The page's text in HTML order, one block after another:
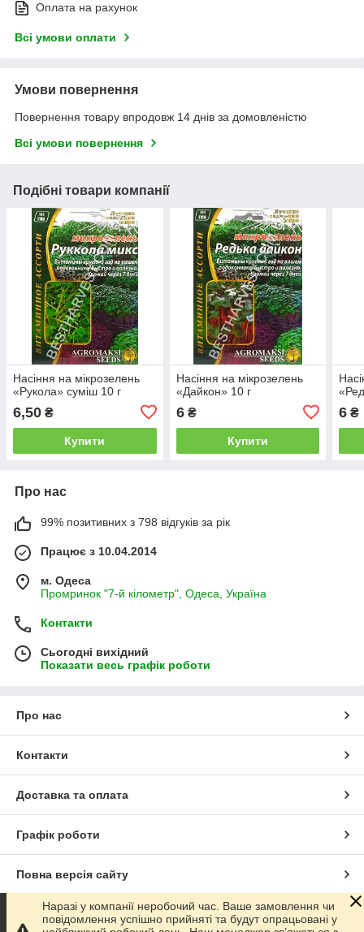
Оплата на рахунок
Всі умови оплати
Умови повернення
Повернення товару впродовж 14 днів за домовленістю
Всі умови повернення
Подібні товари компанії
Насіння на мікрозелень
«Рукола» суміш 10 г
6,50 ₴
Купити
Насіння на мікрозелень
«Дайкон» 10 г
6₴
Купити
6 ₴
Про нас
99% позитивних з 798 відгуків за рік
Працює з 10.04.2014
м. Одеса
Промринок "7-й кілометр", Одеса, Україна
Контакти
Сьогодні вихідний
Показати весь графік роботи
Про нас
Контакти
Доставка та оплата
Графік роботи
Повна версія сайту
Сайт створено на маркетплейсі Prom.ua
Наразі у компанії неробочий час. Ваше замовлення чи
повідомлення успішно прийняті та будут опрацьовані у